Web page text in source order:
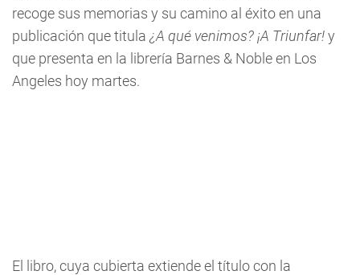
recoge sus memorias y su camino al éxito en una
publicación que titula ¿A qué venimos? ¡A Triunfar!y
que presenta en la librería Barnes & Noble en Los
Angeles hoy martes.
El libro, cuya cubierta extiende el título con la